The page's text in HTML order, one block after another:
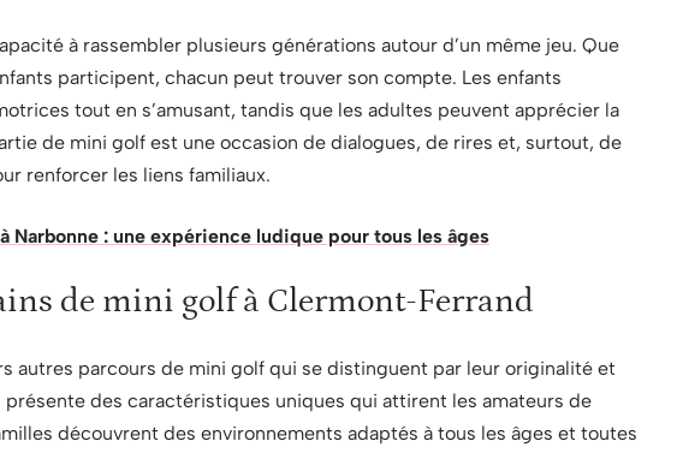
à rassembler plusieurs générations autour d’un même jeu. Que
participent, chacun peut trouver son compte. Les enfants
tout en s’amusant, tandis que les adultes peuvent apprécier la
de mini golf est une occasion de dialogues, de rires et, surtout, de
renforcer les liens familiaux.
Narbonne : une expérience ludique pour tous les âges
de mini golf à Clermont-Ferrand
autres parcours de mini golf qui se distinguent par leur originalité et
des caractéristiques uniques qui attirent les amateurs de
découvrent des environnements adaptés à tous les âges et toutes